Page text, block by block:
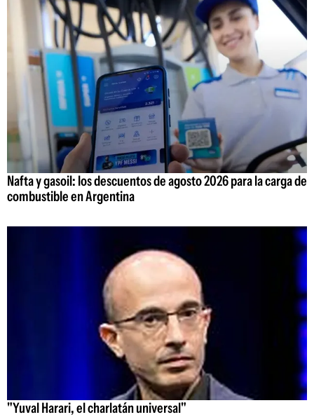
Nafta y gasoil: los descuentos de agosto 2026 para la carga de
combustible en Argentina
"Yuval Harari, el charlatán universal"